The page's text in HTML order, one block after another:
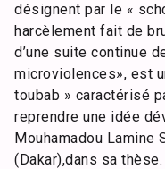
désignent par le «
harcèlement fait de
d’une suite continue
microviolences», est
toubab » caractérisé
reprendre une idée
Mouhamadou Lamine
(Dakar),dans sa thèse.